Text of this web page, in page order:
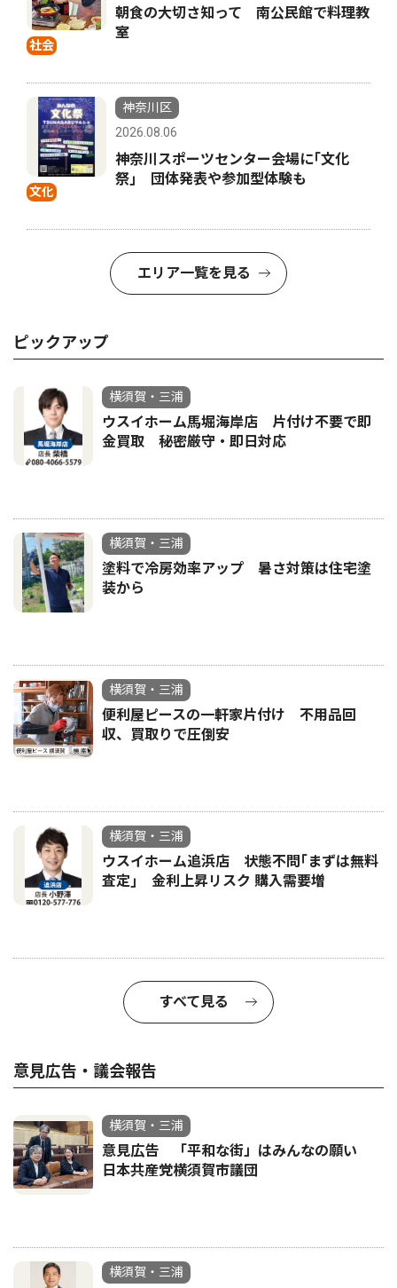
社会
朝食の大切さ知って 南公民館で料理教
室
文化
神奈川区
2026.08.06
神奈川スポーツセンター会場に｢文化
祭｣ 団体発表や参加型体験も
エリア一覧を見る
ピックアップ
横須賀・三浦
ウスイホーム馬堀海岸店 片付け不要で即
金買取 秘密厳守・即日対応
横須賀・三浦
塗料で冷房効率アップ 暑さ対策は住宅塗
装から
横須賀・三浦
便利屋ピースの一軒家片付け 不用品回
収、買取りで圧倒安
横須賀・三浦
ウスイホーム追浜店 状態不問｢まずは無料
査定｣ 金利上昇リスク 購入需要増
すべて見る
意見広告・議会報告
横須賀・三浦
意見広告 「平和な街」はみんなの願い
日本共産党横須賀市議団
横須賀・三浦